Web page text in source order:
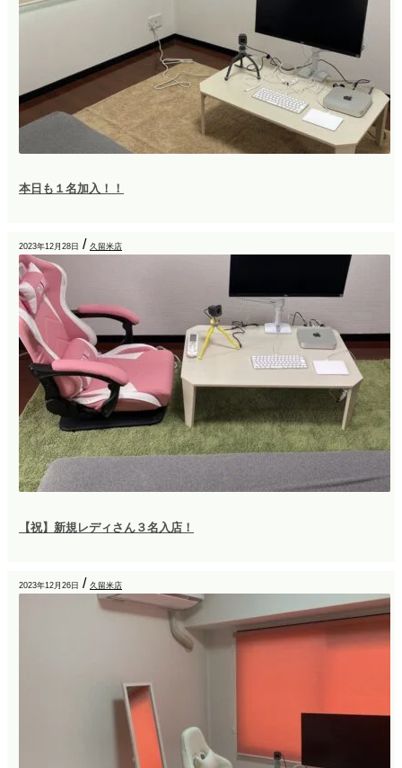
本日も１名加入！！
2023年12月28日 / 久留米店
【祝】新規レディさん３名入店！
2023年12月26日 / 久留米店